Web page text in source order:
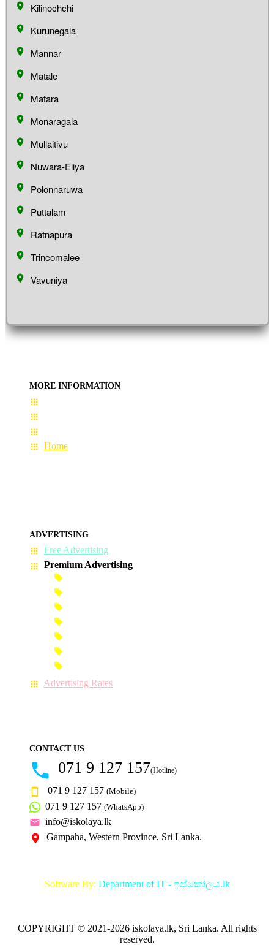
Kilinochchi
Kurunegala
Mannar
Matale
Matara
Monaragala
Mullaitivu
Nuwara-Eliya
Polonnaruwa
Puttalam
Ratnapura
Trincomalee
Vavuniya
MORE INFORMATION
Home
ADVERTISING
Free Advertising
Premium Advertising
Advertising Rates
CONTACT US
071 9 127 157(Hotline)
071 9 127 157 (Mobile)
071 9 127 157 (WhatsApp)
info@iskolaya.lk
Gampaha, Western Province, Sri Lanka.
Software By: Department of IT - ඉස්කෝලය.lk
COPYRIGHT © 2021-2026 iskolaya.lk, Sri Lanka. All rights
reserved.